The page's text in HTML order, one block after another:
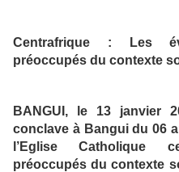
Centrafrique : Les
préoccupés du contexte
BANGUI, le 13 janvier
conclave à Bangui du 06
l’Eglise Catholique
préoccupés du contexte